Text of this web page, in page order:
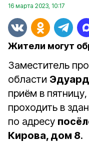
16 марта 2023, 10:17
Жители могут
Заместитель
области
приём в пятницу,
проходить в
по адресу
Кирова, дом 8.